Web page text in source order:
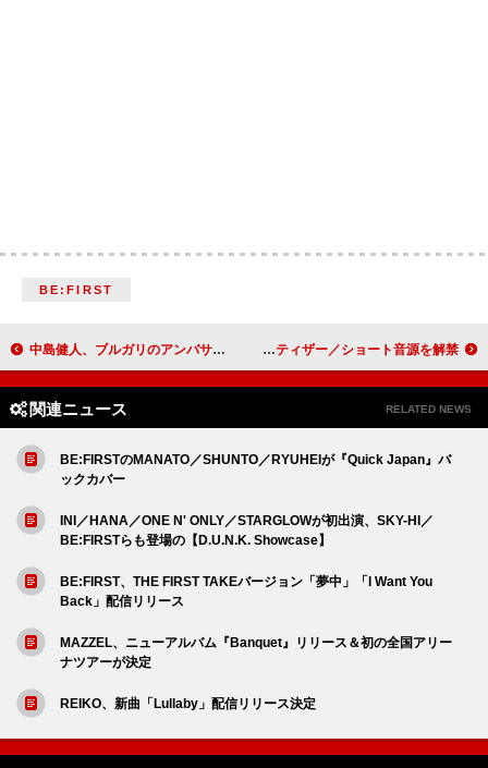
BE:FIRST
中島健人、ブルガリのアンバサダーに就任「多くの方々の眼差しを宝石のように輝かせたい」 REIKO、新曲「Lullaby」アートワーク／MVティザー／ショート音源を解禁
関連ニュース RELATED NEWS
BE:FIRSTのMANATO／SHUNTO／RYUHEIが『Quick Japan』バ
ックカバー
INI／HANA／ONE N' ONLY／STARGLOWが初出演、SKY-HI／
BE:FIRSTらも登場の【D.U.N.K. Showcase】
BE:FIRST、THE FIRST TAKEバージョン「夢中」「I Want You
Back」配信リリース
MAZZEL、ニューアルバム『Banquet』リリース＆初の全国アリー
ナツアーが決定
REIKO、新曲「Lullaby」配信リリース決定